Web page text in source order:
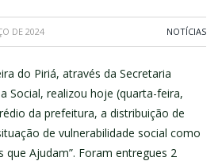
DE 2024 NOTÍCIAS
do Piriá, através da Secretaria
Social, realizou hoje (quarta-feira,
da prefeitura, a distribuição de
de vulnerabilidade social como
Ajudam”. Foram entregues 2